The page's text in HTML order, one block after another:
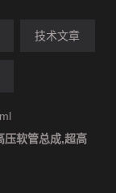
技术文章
压软管总成,超高